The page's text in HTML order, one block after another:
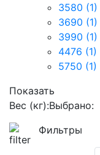
3580 (1)
3690 (1)
3990 (1)
4476 (1)
5750 (1)
Показать
Вес (кг):Выбрано:
Фильтры